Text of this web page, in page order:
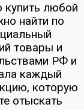
купить любой
найти по
товары и
РФ и
каждый
которую
отыскать